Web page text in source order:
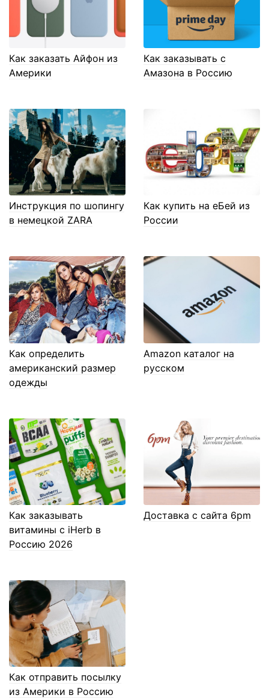
Как заказать Айфон из
Америки
Как заказывать с
Амазона в Россию
Инструкция по шопингу
в немецкой ZARA
Как купить на еБей из
России
Как определить
американский размер
одежды
Amazon каталог на
русском
Как заказывать
витамины с iHerb в
Россию 2026
Доставка с сайта 6pm
Как отправить посылку
из Америки в Россию